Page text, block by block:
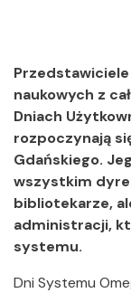
naukowych z
Dniach
rozpoczynają
Gdańskiego.
wszystkim
bibliotekarze,
administracji,
systemu.
Dni Systemu